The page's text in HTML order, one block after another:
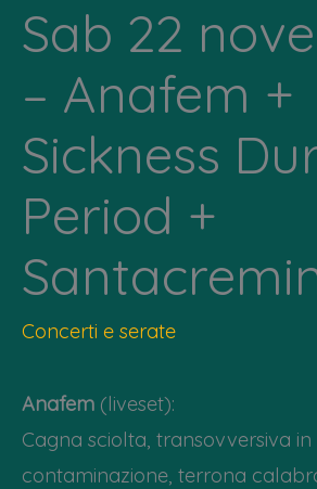
Sab 22
– Anafem +
Sickness
Period +
Concerti e serate
Anafem (liveset):
Cagna sciolta, transovversiva
contaminazione, terrona